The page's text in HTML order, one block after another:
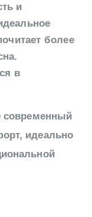
и
более
в
современный
идеально